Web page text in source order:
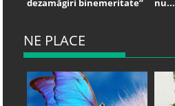
dezamăgiri binemeritate” nu...
NE PLACE